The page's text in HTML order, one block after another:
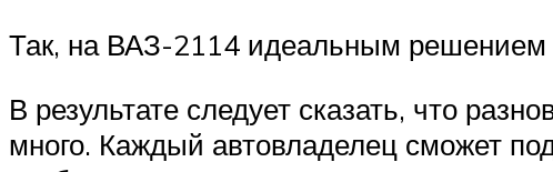
Так, на ВАЗ-2114 идеальным решением
В результате следует сказать, что
много. Каждый автовладелец сможет